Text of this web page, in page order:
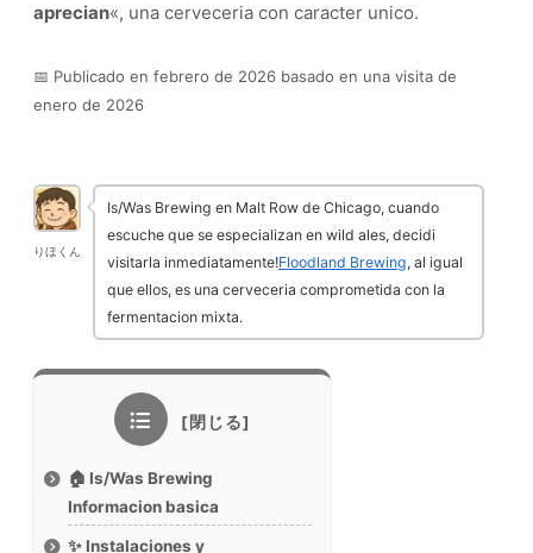
aprecian«, una cerveceria con caracter unico.
📅 Publicado en febrero de 2026 basado en una visita de
enero de 2026
りほくん
Is/Was Brewing en Malt Row de Chicago, cuando
escuche que se especializan en wild ales, decidi
visitarla inmediatamente!Floodland Brewing, al igual
que ellos, es una cerveceria comprometida con la
fermentacion mixta.
🏠 Is/Was Brewing
Informacion basica
✨ Instalaciones y